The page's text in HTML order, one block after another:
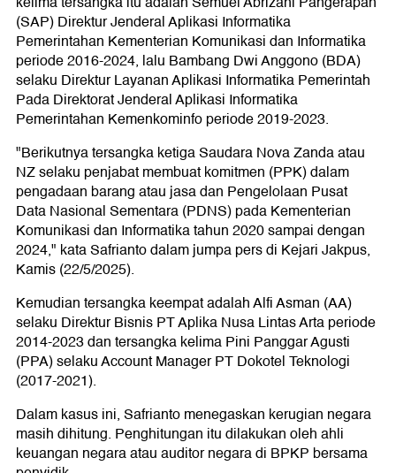
(SAP) Direktur Jenderal Aplikasi Informatika
Pemerintahan Kementerian Komunikasi dan Informatika
periode 2016-2024, lalu Bambang Dwi Anggono (BDA)
selaku Direktur Layanan Aplikasi Informatika Pemerintah
Pada Direktorat Jenderal Aplikasi Informatika
Pemerintahan Kemenkominfo periode 2019-2023.
"Berikutnya tersangka ketiga Saudara Nova Zanda atau
NZ selaku penjabat membuat komitmen (PPK) dalam
pengadaan barang atau jasa dan Pengelolaan Pusat
Data Nasional Sementara (PDNS) pada Kementerian
Komunikasi dan Informatika tahun 2020 sampai dengan
2024," kata Safrianto dalam jumpa pers di Kejari Jakpus,
Kamis (22/5/2025).
Kemudian tersangka keempat adalah Alfi Asman (AA)
selaku Direktur Bisnis PT Aplika Nusa Lintas Arta periode
2014-2023 dan tersangka kelima Pini Panggar Agusti
(PPA) selaku Account Manager PT Dokotel Teknologi
(2017-2021).
Dalam kasus ini, Safrianto menegaskan kerugian negara
masih dihitung. Penghitungan itu dilakukan oleh ahli
keuangan negara atau auditor negara di BPKP bersama